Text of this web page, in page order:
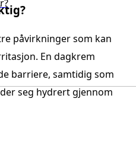
påvirkninger som kan
En dagkrem
barriere, samtidig som
seg hydrert gjennom